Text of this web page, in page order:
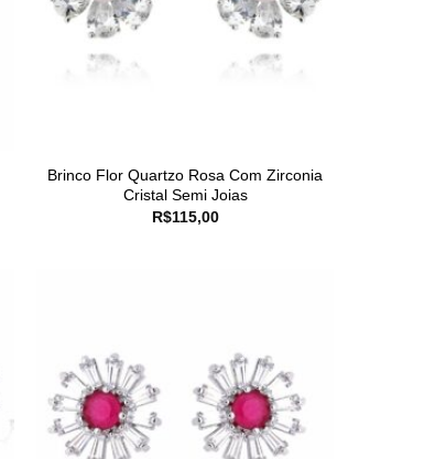
Brinco Flor Quartzo Rosa Com Zirconia
Cristal Semi Joias
R$115,00